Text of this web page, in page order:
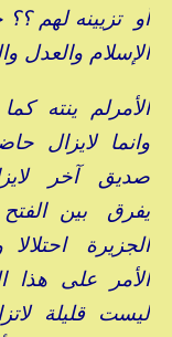
أو تزيينه لهم
الإسلام
الأمرلم ينته
وانما لايزال
صديق آخر
يفرق بين
الجزيرة
الأمر على هذا
ليست قليلة